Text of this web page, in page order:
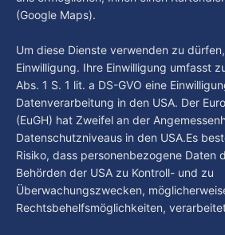
By Luca Kimmel 6. Aug. 2026
Nissi's Kunstwelt - Folge 18
By Luca Kimmel 6. Aug. 2026
(Google Maps).
Um diese Dienste verwenden zu
Einwilligung. Ihre Einwilligung umfasst
Abs. 1 S. 1 lit. a DS-GVO eine
Datenverarbeitung in den USA. Der
(EuGH) hat Zweifel an der
Datenschutzniveaus in den USA.Es
Risiko, dass personenbezogene Daten
Behörden der USA zu Kontroll- und zu
Überwachungszwecken,
Rechtsbehelfsmöglichkeiten,